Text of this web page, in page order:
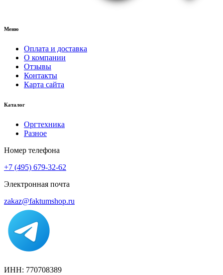
Меню
Оплата и доставка
О компании
Отзывы
Контакты
Карта сайта
Каталог
Оргтехника
Разное
Номер телефона
+7 (495) 679-32-62
Электронная почта
zakaz@faktumshop.ru
ИНН: 770708389